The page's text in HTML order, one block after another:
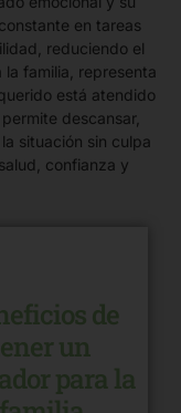
en tareas
reduciendo el
familia, representa
está atendido
descansar,
situación sin culpa
confianza y
de
un
para la